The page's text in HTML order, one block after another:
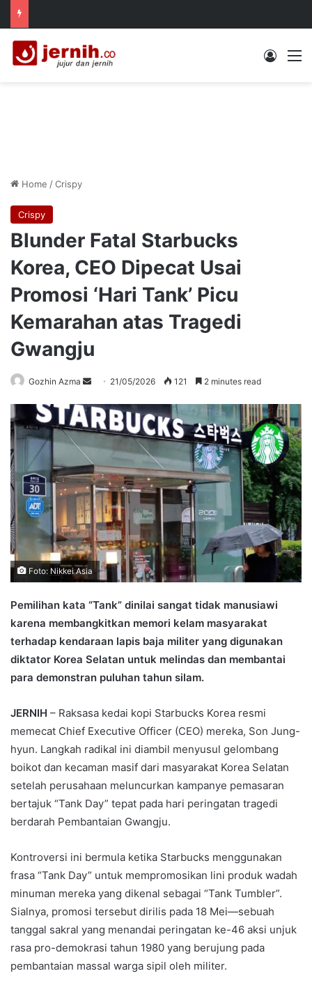
Log In
Home /Crispy
Crispy
Blunder Fatal Starbucks
Korea, CEO Dipecat Usai
Promosi ‘Hari Tank’ Picu
Kemarahan atas Tragedi
Gwangju
Gozhin Azma
Send
email
21/05/2026 121 2 minutes read
Foto: Nikkei Asia
Pemilihan kata “Tank” dinilai sangat tidak manusiawi
karena membangkitkan memori kelam masyarakat
terhadap kendaraan lapis baja militer yang digunakan
diktator Korea Selatan untuk melindas dan membantai
para demonstran puluhan tahun silam.
JERNIH – Raksasa kedai kopi Starbucks Korea resmi
memecat Chief Executive Officer (CEO) mereka, Son Jung-
hyun. Langkah radikal ini diambil menyusul gelombang
boikot dan kecaman masif dari masyarakat Korea Selatan
setelah perusahaan meluncurkan kampanye pemasaran
bertajuk “Tank Day” tepat pada hari peringatan tragedi
berdarah Pembantaian Gwangju.
Kontroversi ini bermula ketika Starbucks menggunakan
frasa “Tank Day” untuk mempromosikan lini produk wadah
minuman mereka yang dikenal sebagai “Tank Tumbler”.
Sialnya, promosi tersebut dirilis pada 18 Mei—sebuah
tanggal sakral yang menandai peringatan ke-46 aksi unjuk
rasa pro-demokrasi tahun 1980 yang berujung pada
pembantaian massal warga sipil oleh militer.